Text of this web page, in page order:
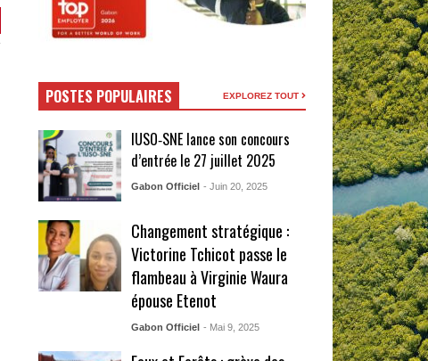
POSTES POPULAIRES EXPLOREZ TOUT
IUSO‑SNE lance son concours
d’entrée le 27 juillet 2025
Gabon Officiel - Juin 20, 2025
Changement stratégique :
Victorine Tchicot passe le
flambeau à Virginie Waura
épouse Etenot
Gabon Officiel - Mai 9, 2025